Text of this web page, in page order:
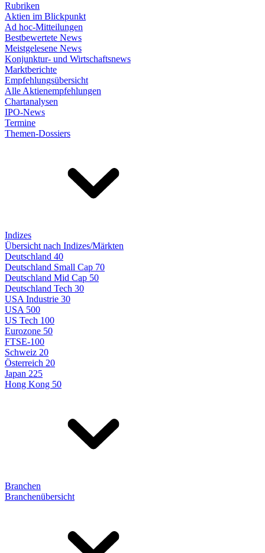
Rubriken
Aktien im Blickpunkt
Ad hoc-Mitteilungen
Bestbewertete News
Meistgelesene News
Konjunktur- und Wirtschaftsnews
Marktberichte
Empfehlungsübersicht
Alle Aktienempfehlungen
Chartanalysen
IPO-News
Termine
Themen-Dossiers
Indizes
Übersicht nach Indizes/Märkten
Deutschland 40
Deutschland Small Cap 70
Deutschland Mid Cap 50
Deutschland Tech 30
USA Industrie 30
USA 500
US Tech 100
Eurozone 50
FTSE-100
Schweiz 20
Österreich 20
Japan 225
Hong Kong 50
Branchen
Branchenübersicht